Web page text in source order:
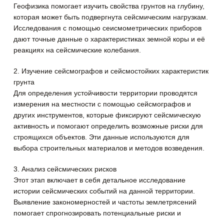
Геофизика помогает изучить свойства грунтов на глубину,
которая может быть подвергнута сейсмическим нагрузкам.
Исследования с помощью сеисмометрических приборов
дают точные данные о характеристиках земной коры и её
реакциях на сейсмические колебания.
2. Изучение сейсмографов и сейсмостойких характеристик
грунта
Для определения устойчивости территории проводятся
измерения на местности с помощью сейсмографов и
других инструментов, которые фиксируют сейсмическую
активность и помогают определить возможные риски для
строящихся объектов. Эти данные используются для
выбора строительных материалов и методов возведения.
3. Анализ сейсмических рисков
Этот этап включает в себя детальное исследование
истории сейсмических событий на данной территории.
Выявление закономерностей и частоты землетрясений
помогает спрогнозировать потенциальные риски и